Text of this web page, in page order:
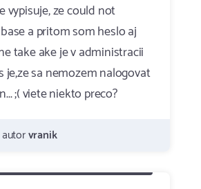
vypisuje, ze could not
a pritom som heslo aj
take ake je v administracii
je,ze sa nemozem nalogovat
;( viete niekto preco?
autorvranik